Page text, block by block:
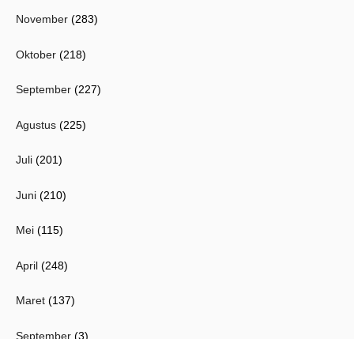
November (283)
Oktober (218)
September (227)
Agustus (225)
Juli (201)
Juni (210)
Mei (115)
April (248)
Maret (137)
September (3)